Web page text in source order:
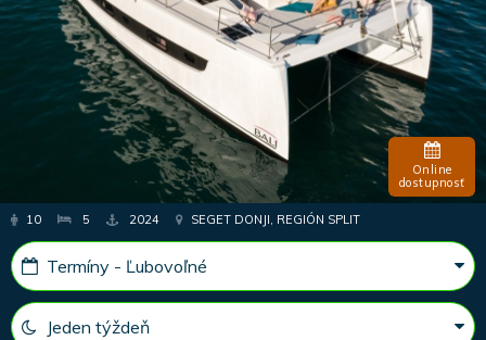
Online
dostupnosť
10 5 2024 SEGET DONJI, REGIÓN SPLIT